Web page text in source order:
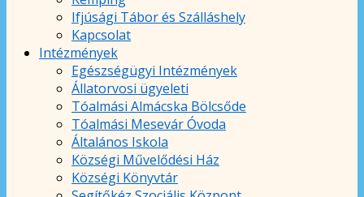
Ifjúsági Tábor és Szálláshely
Kapcsolat
Intézmények
Egészségügyi Intézmények
Állatorvosi ügyeleti
Tóalmási Almácska Bölcsőde
Tóalmási Mesevár Óvoda
Általános Iskola
Községi Művelődési Ház
Községi Könyvtár